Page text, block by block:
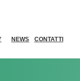
NEWS CONTATTI